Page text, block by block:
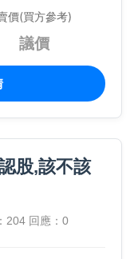
價(買方參考)
議價
股,該不該
204 回應：0